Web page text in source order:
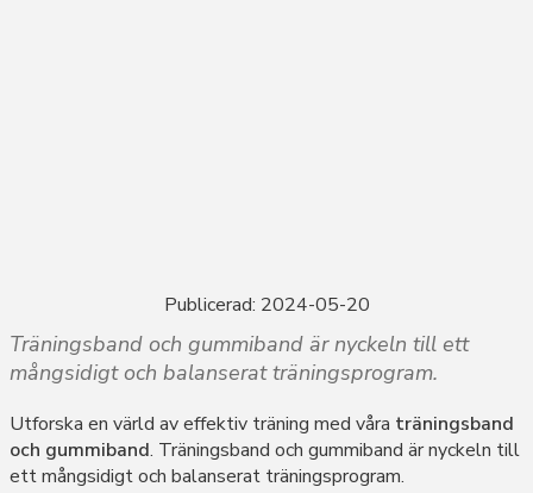
Publicerad: 2024-05-20
Träningsband och gummiband är nyckeln till ett
mångsidigt och balanserat träningsprogram.
Utforska en värld av effektiv träning med våra träningsband
och gummiband. Träningsband och gummiband är nyckeln till
ett mångsidigt och balanserat träningsprogram.